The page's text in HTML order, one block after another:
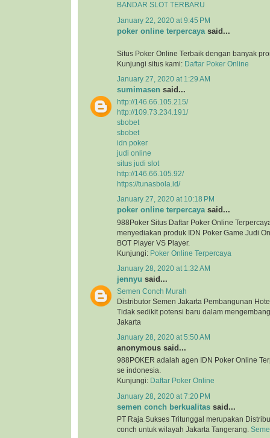
BANDAR SLOT TERBARU
January 22, 2020 at 9:45 PM
poker online terpercaya said...
Situs Poker Online Terbaik dengan banyak
Kunjungi situs kami: Daftar Poker Online
January 27, 2020 at 1:29 AM
sumimasen said...
http://146.66.105.215/
http://109.73.234.191/
sbobet
sbobet
idn poker
judi online
situs judi slot
http://146.66.105.92/
https://tunasbola.id/
January 27, 2020 at 10:18 PM
poker online terpercayasaid...
988Poker Situs Daftar Poker Online
menyediakan produk IDN Poker Game Judi
BOT Player VS Player.
Kunjungi: Poker Online Terpercaya
January 28, 2020 at 1:32 AM
jennyu said...
Semen Conch Murah
Distributor Semen Jakarta Pembangunan
Tidak sedikit potensi baru dalam
Jakarta
January 28, 2020 at 5:50 AM
anonymous said...
988POKER adalah agen IDN Poker Online
se indonesia.
Kunjungi:
Daftar Poker Online
January 28, 2020 at 7:20 PM
semen conch berkualitas said...
PT Raja Sukses Tritunggal merupakan
conch untuk wilayah Jakarta Tangerang.